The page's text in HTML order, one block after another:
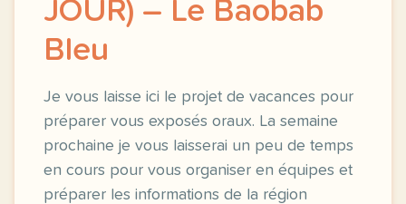
JOUR) – Le Baobab
Bleu
Je vous laisse ici le projet de vacances pour
préparer vous exposés oraux. La semaine
prochaine je vous laisserai un peu de temps
en cours pour vous organiser en équipes et
préparer les informations de la région